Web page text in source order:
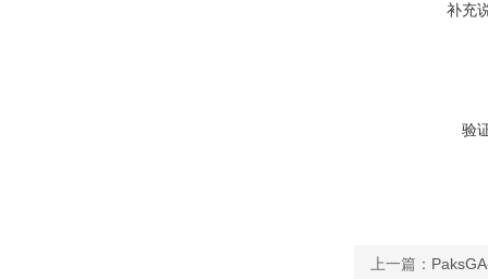
补充
验
上一篇：